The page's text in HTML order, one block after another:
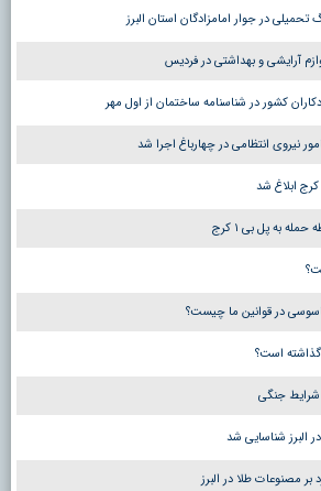
آرایشی و بهداشتی در فردیس
کشور در شناسنامه ساختمان از اول مهر
انتظامی در چهارباغ اجرا شد
ابلاغ شد
به پل بی ۱ کرج
در قوانین ما چیست؟
گذاشته است؟
شرایط جنگی
مصنوعات طلا در البرز